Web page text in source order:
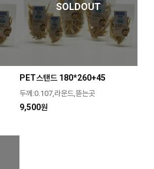
SOLDOUT
PET스탠드 180*260+45
두께:0.107,라운드,뜯는곳
9,500원